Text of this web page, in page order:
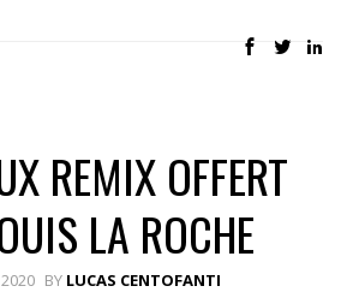
REMIX OFFERT
LA ROCHE
BY LUCAS CENTOFANTI